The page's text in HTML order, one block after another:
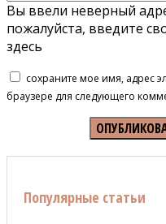
Вы ввели неверный
пожалуйста, введите
здесь
сохраните мое имя, адрес
браузере для следующего
Популярные статьи